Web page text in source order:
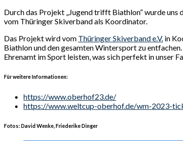
Durch das Projekt „Jugend trifft Biathlon“ wurde uns
vom Thüringer Skiverband als Koordinator.
Das Projekt wird vom Thüringer Skiverband e.V. in
Biathlon und den gesamten Wintersport zu
Ehrenamt im Sport leisten, was sich perfekt in unser
Für weitere Informationen:
https://www.oberhof23.de/
https://www.weltcup-oberhof.de/wm-2023-
Fotos: David Wenke, Friederike Dinger